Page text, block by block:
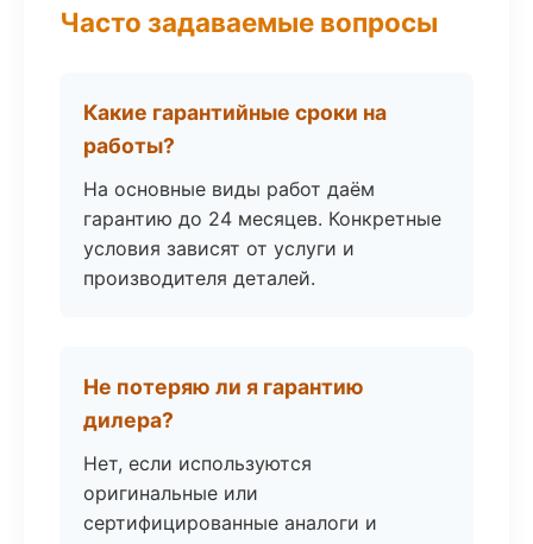
Часто задаваемые вопросы
Какие гарантийные сроки на
работы?
На основные виды работ даём
гарантию до 24 месяцев. Конкретные
условия зависят от услуги и
производителя деталей.
Не потеряю ли я гарантию
дилера?
Нет, если используются
оригинальные или
сертифицированные аналоги и